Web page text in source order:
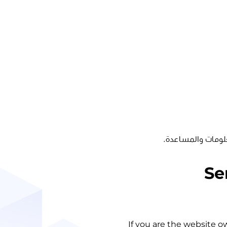
والمساعدة.
If you are the website